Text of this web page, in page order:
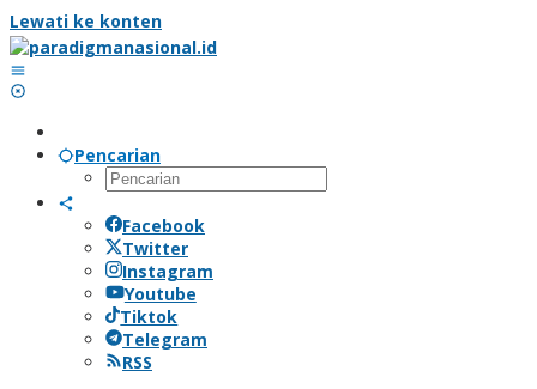
Lewati ke konten
Pencarian
Facebook
Twitter
Instagram
Youtube
Tiktok
Telegram
RSS